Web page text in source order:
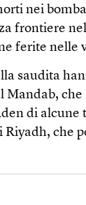
nei
frontiere
ferite nelle
saudita
di
che